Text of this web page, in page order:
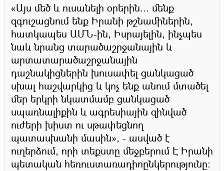
«Այս մեծ և ուսանելի օրերին... մենք
զգուշացնում ենք Իրանի թշնամիներին,
հատկապես ԱՄՆ-ին, Իսրայելին, ինչպես
նաև նրանց տարածաշրջանային և
արտատարածաշրջանային
դաշնակիցներին խուսափել ցանկացած
սխալ հաշվարկից և կոչ ենք անում մտածել
մեր երկրի նկատմամբ ցանկացած
սպառնալիքին և ագրեսիային զինված
ուժերի խիստ ու սթափեցնող
պատասխանի մասին», - ասված է
ուղերձում, որի տեքստը մեջբերում Է Իրանի
պետական հեռուստառադիոընկերությունը: